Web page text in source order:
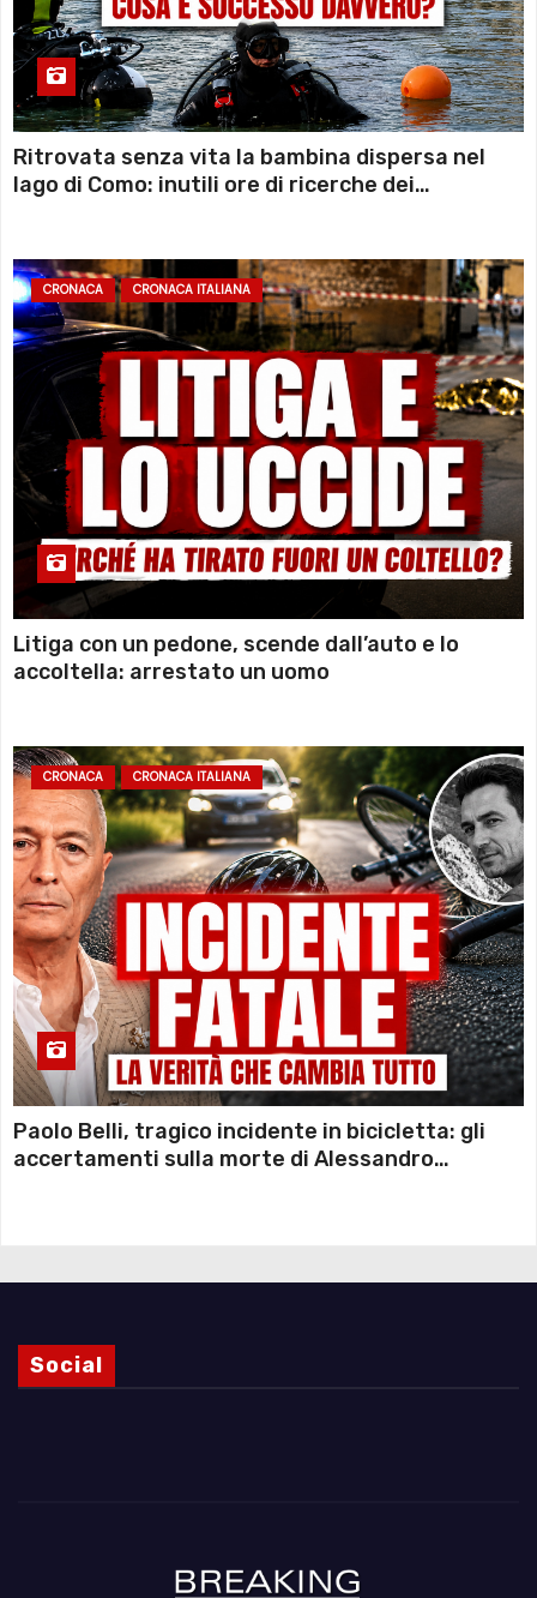
Ritrovata senza vita la bambina dispersa nel
lago di Como: inutili ore di ricerche dei
CRONACA CRONACA ITALIANA
Litiga con un pedone, scende dall’auto e lo
accoltella: arrestato un uomo
CRONACA CRONACA ITALIANA
Paolo Belli, tragico incidente in bicicletta: gli
accertamenti sulla morte di Alessandro
Social